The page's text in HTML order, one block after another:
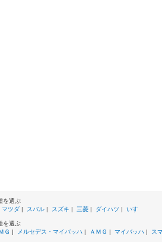
を選ぶ
マツダ | スバル | スズキ | 三菱 | ダイハツ | いすゞ
を選ぶ
Ｇ | メルセデス・マイバッハ | ＡＭＧ | マイバッハ | ス